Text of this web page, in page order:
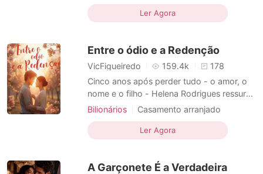
tudo o que sente. Steven Santouro,
herdeiro de um império bilionário,
da dor. Aos quarenta, coleciona pe
Triangulo amoroso
CEO
Paixão / Erótica
Diferença de Idade
Arrogante/Dominador
Moderno
Ler Agora
Entre o ódio e a Redenção
VicFigueiredo 159.4k
178
Cinco anos após perder tudo - o amor, o
nome e o filho - Helena Rodrigues ressurge
das cinzas, determinada a se vingar de
cruel: o menino que ela salva por acaso é
filho de Henrique Ballmer, o homem mais
verdades ente
Bilionários
Casamento arranjado
Traição
CEO Sortuda
Charmoso
Urbano
CEO
Bebê adorável
Ler Agora
A Garçonete É a Verdadeira